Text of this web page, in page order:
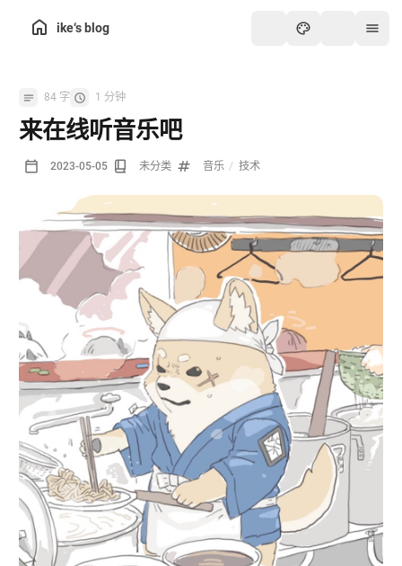
ike‘s blog
84 字 1 分钟
来在线听音乐吧
2023-05-05 未分类 音乐 / 技术